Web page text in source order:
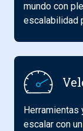
mundo con
escalabilidad
escalar con